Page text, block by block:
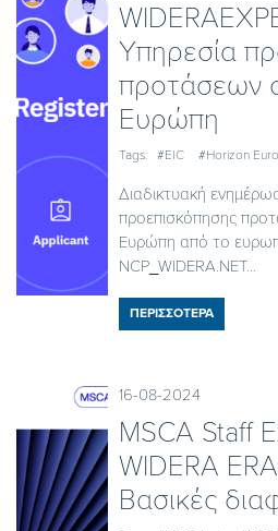
Υπηρεσία
προτάσεων
Ευρώπη
Tags: #EIC #Horizon
Διαδικτυακή
προεπισκόπησης
Ευρώπη από το
NCP_WIDERA.NET...
ΠΕΡΙΣΣΟΤΕΡΑ
16-08-2024
MSCA Staff
WIDERA
Βασικές